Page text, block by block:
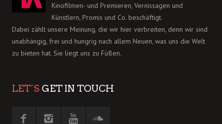
Kinofilmen- und Premieren, Vernissagen und
Künstlern, Promis und Co. beschäftigt.
Dabei zählt unsere Meinung, die wir hier verbreiten, denn wir sind
unabhängig, frei und hungrig nach allem Neuen, was uns die Welt
zu bieten hat. Sie liegt uns zu Füßen.
LET´S GET IN TOUCH